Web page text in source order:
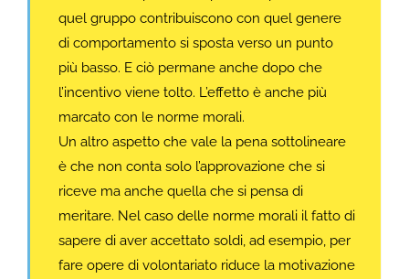
quel gruppo contribuiscono con quel genere
di comportamento si sposta verso un punto
più basso. E ciò permane anche dopo che
l’incentivo viene tolto. L’effetto è anche più
marcato con le norme morali.
Un altro aspetto che vale la pena sottolineare
è che non conta solo l’approvazione che si
riceve ma anche quella che si pensa di
meritare. Nel caso delle norme morali il fatto di
sapere di aver accettato soldi, ad esempio, per
fare opere di volontariato riduce la motivazione